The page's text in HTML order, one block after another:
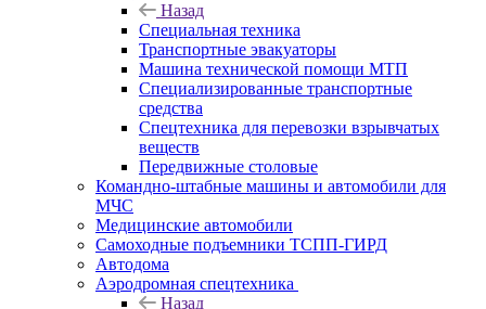
Назад
Специальная техника
Транспортные эвакуаторы
Машина технической помощи МТП
Специализированные транспортные
средства
Спецтехника для перевозки взрывчатых
веществ
Передвижные столовые
Командно-штабные машины и автомобили для
МЧС
Медицинские автомобили
Самоходные подъемники ТСПП-ГИРД
Автодома
Аэродромная спецтехника
Назад